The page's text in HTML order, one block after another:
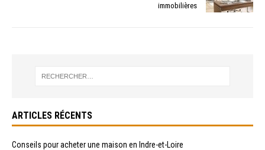
immobilières
ARTICLES RÉCENTS
Conseils pour acheter une maison en Indre-et-Loire